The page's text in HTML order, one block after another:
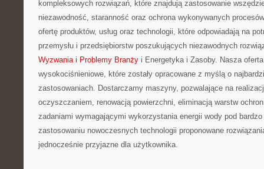
kompleksowych rozwiązań, które znajdują zastosowanie
niezawodność, staranność oraz ochrona wykonywanych
ofertę produktów, usług oraz technologii, które odpowiadają na
przemysłu i przedsiębiorstw poszukujących niezawodnych
Wyzwania i Problemy Branży i Energetyka i Zasoby. Nasza
wysokociśnieniowe, które zostały opracowane z myślą o
zastosowaniach. Dostarczamy maszyny, pozwalające na
oczyszczaniem, renowacją powierzchni, eliminacją warstw
zadaniami wymagającymi wykorzystania energii wody pod
zastosowaniu nowoczesnych technologii proponowane
jednocześnie przyjazne dla użytkownika.